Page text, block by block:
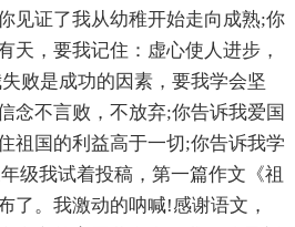
证了我从幼稚开始走向成熟;你
天，要我记住：虚心使人进步，
败是成功的因素，要我学会坚
念不言败，不放弃;你告诉我爱国
祖国的利益高于一切;你告诉我学
级我试着投稿，第一篇作文《祖
了。我激动的呐喊!感谢语文，